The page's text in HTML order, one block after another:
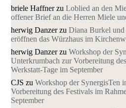
briele HaffnerzuLoblied an den
offener Brief an die Herren Miele
herwig DanzerzuDiana Burkel
eröffnen das Würzhaus im
herwig DanzerzuWorkshop der
Unterkrumbach zur Vorbereitung
Werkstatt-Tage im September
CJS zuWorkshop der SynergisTen
Vorbereitung des Festivals im
September